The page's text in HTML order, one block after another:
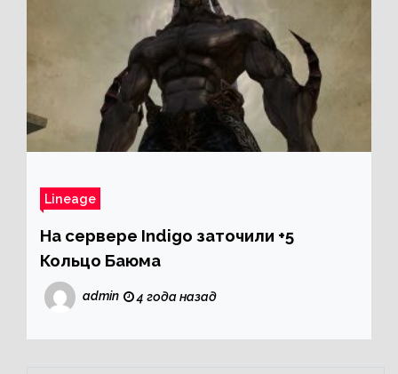
Lineage
На сервере Indigo заточили +5
Кольцо Баюма
admin 4 года назад